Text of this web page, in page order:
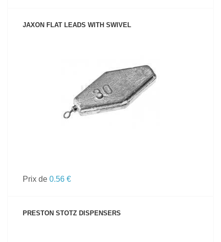
JAXON FLAT LEADS WITH SWIVEL
VOIR LE PRODUIT
Prix de 0.56 €
PRESTON STOTZ DISPENSERS